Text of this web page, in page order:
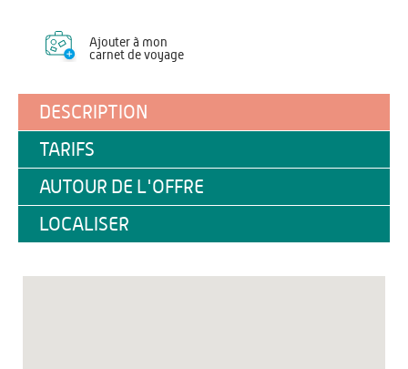
Ajouter à mon
carnet de voyage
DESCRIPTION
TARIFS
AUTOUR DE L'OFFRE
LOCALISER